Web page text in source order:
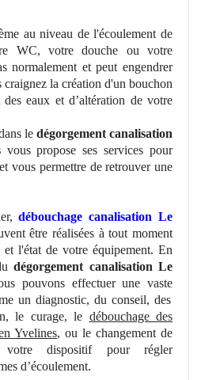
au niveau de l'écoulement de
WC, votre douche ou votre
normalement et peut engendrer
craignez la création d'un bouchon
eaux et d’altération de votre
le dégorgement canalisation
vous propose ses services pour
vous permettre de retrouver une
débouchage canalisation Le
être réalisées à tout moment
et l'état de votre équipement. En
dégorgement canalisation Le
pouvons effectuer une vaste
un diagnostic, du conseil, des
le curage, le débouchage des
Yvelines, ou le changement de
votre dispositif pour régler
d’écoulement.